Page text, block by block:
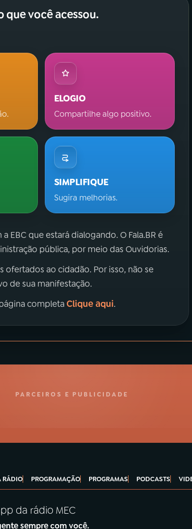
que você acessou.
ELOGIO
Compartilhe algo positivo.
SIMPLIFIQUE
Sugira melhorias.
EBC que estará dialogando. O Fala.BR é
pública, por meio das Ouvidorias.
ofertados ao cidadão. Por isso, não se
de sua manifestação.
completaClique aqui.
PARCEIROS E PUBLICIDADE
RÁDIO PROGRAMAÇÃO PROGRAMAS PODCASTS
da rádio MEC
sempre com você.